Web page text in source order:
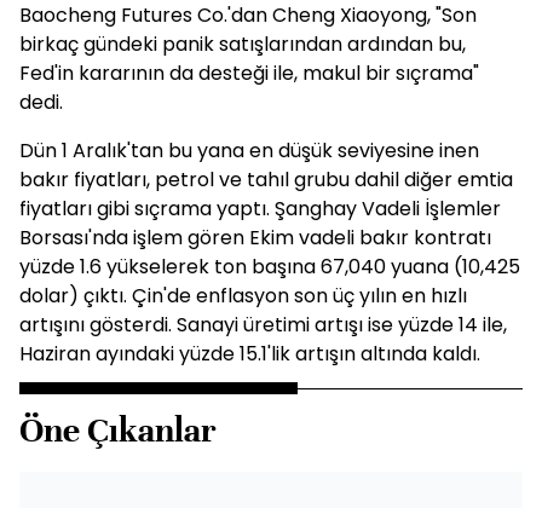
Baocheng Futures Co.'dan Cheng Xiaoyong, "Son
birkaç gündeki panik satışlarından ardından bu,
Fed'in kararının da desteği ile, makul bir sıçrama"
dedi.
Dün 1 Aralık'tan bu yana en düşük seviyesine inen
bakır fiyatları, petrol ve tahıl grubu dahil diğer emtia
fiyatları gibi sıçrama yaptı. Şanghay Vadeli İşlemler
Borsası'nda işlem gören Ekim vadeli bakır kontratı
yüzde 1.6 yükselerek ton başına 67,040 yuana (10,425
dolar) çıktı. Çin'de enflasyon son üç yılın en hızlı
artışını gösterdi. Sanayi üretimi artışı ise yüzde 14 ile,
Haziran ayındaki yüzde 15.1'lik artışın altında kaldı.
Öne Çıkanlar